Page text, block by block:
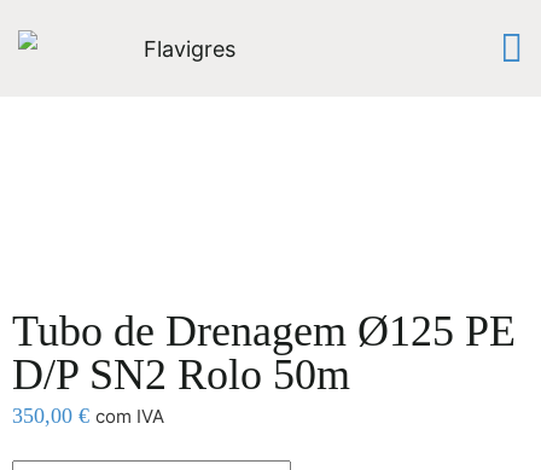
Tubo de Drenagem Ø125 PE
D/P SN2 Rolo 50m
350,00 € com IVA